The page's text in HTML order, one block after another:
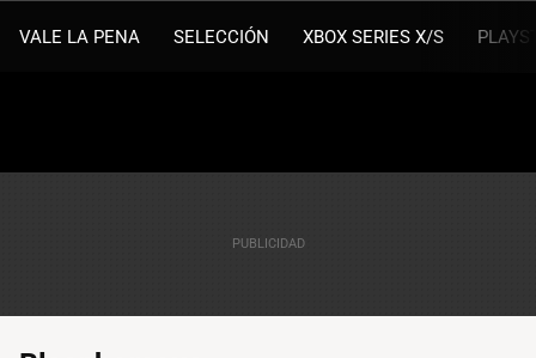
VALE LA PENA SELECCIÓN XBOX SERIES X/S